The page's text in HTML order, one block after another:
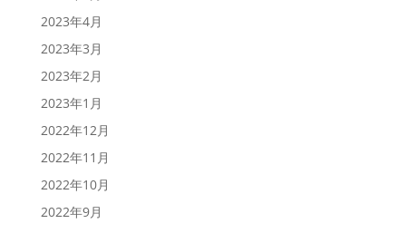
2023年4月
2023年3月
2023年2月
2023年1月
2022年12月
2022年11月
2022年10月
2022年9月